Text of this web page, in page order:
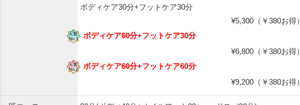
ボディケア30分+フットケア30分
¥5,300（￥380お得）
ボディケア60分+フットケア30分
¥6,800（￥380お得）
ボディケア60分+フットケア60分
¥9,200（￥380お得）